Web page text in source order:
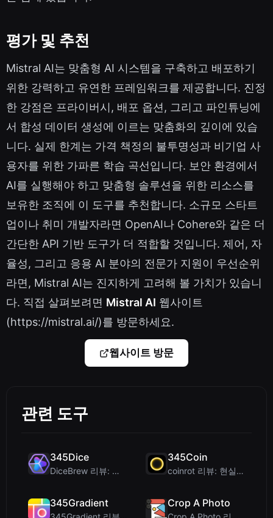
평가 및 추천
Mistral AI는 맞춤형 AI 시스템을 구축하고 배포하기
위한 강력하고 유연한 프레임워크를 제공합니다. 진정
한 강점은 프라이버시, 배포 옵션, 그리고 파인튜닝에
서 합성 데이터 생성에 이르는 맞춤화의 깊이에 있습
니다. 실제 한계는 가격 책정의 불투명성과 비기업 사
용자를 위한 가파른 학습 곡선입니다. 보안 환경에서
AI를 실행해야 하고 맞춤형 솔루션을 위한 리소스를
보유한 조직에 이 도구를 추천합니다. 소규모 스타트
업이나 취미 개발자라면 OpenAI나 Cohere와 같은 더
간단한 API 기반 도구가 더 적합할 것입니다. 제어, 자
율성, 그리고 응용 AI 분야의 전문가 지원이 우선순위
라면, Mistral AI는 진지하게 고려해 볼 가치가 있습니
다. 직접 살펴보려면 Mistral AI 웹사이트
(https://mistral.ai/)를 방문하세요.
웹사이트 방문
관련 도구
345Dice
DiceBrew 리뷰: 테이블탑 게이머를 위한 프라이버시 우선 3D 주사위 롤러
345Coin
coinrot 리뷰: 현실적인 확률과 의사 결정을 위한 3D 동전 뒤집기
345Gradient Crop A Photo